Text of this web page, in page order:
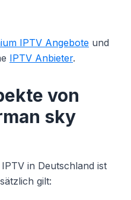
IPTV Angebote und
IPTV Anbieter.
von
sky
in Deutschland ist
gilt: